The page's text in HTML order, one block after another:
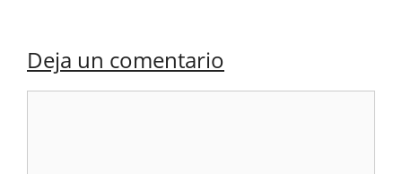
Deja un comentario